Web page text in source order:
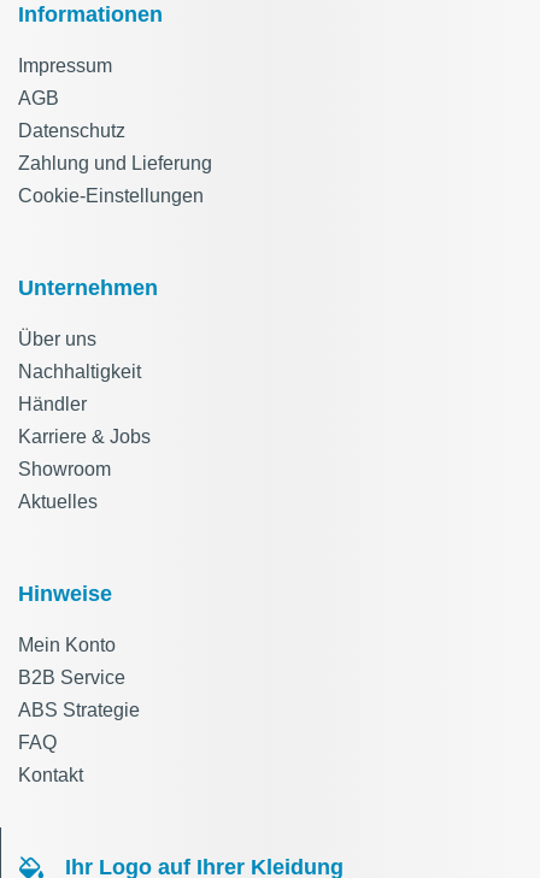
Informationen
Impressum
AGB
Datenschutz
Zahlung und Lieferung
Cookie-Einstellungen
Unternehmen
Über uns
Nachhaltigkeit
Händler
Karriere & Jobs
Showroom
Aktuelles
Hinweise
Mein Konto
B2B Service
ABS Strategie
FAQ
Kontakt
Ihr Logo auf Ihrer Kleidung